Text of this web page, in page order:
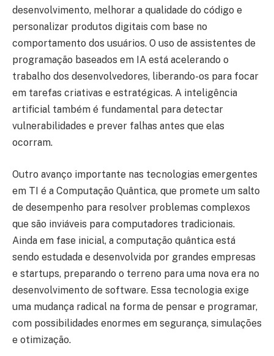
desenvolvimento, melhorar a qualidade do código e
personalizar produtos digitais com base no
comportamento dos usuários. O uso de assistentes de
programação baseados em IA está acelerando o
trabalho dos desenvolvedores, liberando-os para focar
em tarefas criativas e estratégicas. A inteligência
artificial também é fundamental para detectar
vulnerabilidades e prever falhas antes que elas
ocorram.
Outro avanço importante nas tecnologias emergentes
em TI é a Computação Quântica, que promete um salto
de desempenho para resolver problemas complexos
que são inviáveis para computadores tradicionais.
Ainda em fase inicial, a computação quântica está
sendo estudada e desenvolvida por grandes empresas
e startups, preparando o terreno para uma nova era no
desenvolvimento de software. Essa tecnologia exige
uma mudança radical na forma de pensar e programar,
com possibilidades enormes em segurança, simulações
e otimização.